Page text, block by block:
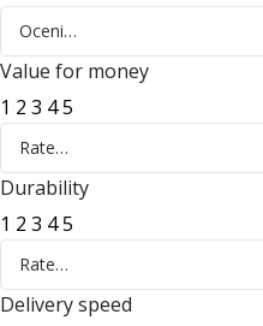
Value for money
1 2 3 45
Durability
1 2 3 45
Delivery speed